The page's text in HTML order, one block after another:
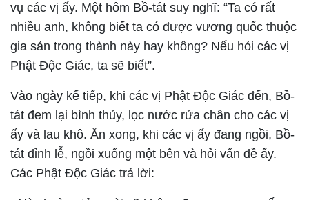
vụ các vị ấy. Một hôm Bồ-tát suy nghĩ: “Ta có rất
nhiều anh, không biết ta có được vương quốc thuộc
gia sản trong thành này hay không? Nếu hỏi các vị
Phật Ðộc Giác, ta sẽ biết”.
Vào ngày kế tiếp, khi các vị Phật Ðộc Giác đến, Bồ-
tát đem lại bình thủy, lọc nước rửa chân cho các vị
ấy và lau khô. Ăn xong, khi các vị ấy đang ngồi, Bồ-
tát đỉnh lễ, ngồi xuống một bên và hỏi vấn đề ấy.
Các Phật Ðộc Giác trả lời: